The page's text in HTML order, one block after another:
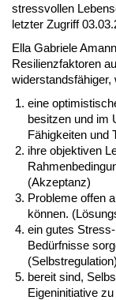
stressvollen
letzter Zugriff
Ella Gabriele
Resilienzfaktoren
widerstandsfähiger,
eine
besitzen und im
Fähigkeiten und
ihre objektiven
(Akzeptanz)
Probleme offen
können.
ein gutes
Bedürfnisse
(Selbstregulation)
bereit sind,
Eigeninitiative